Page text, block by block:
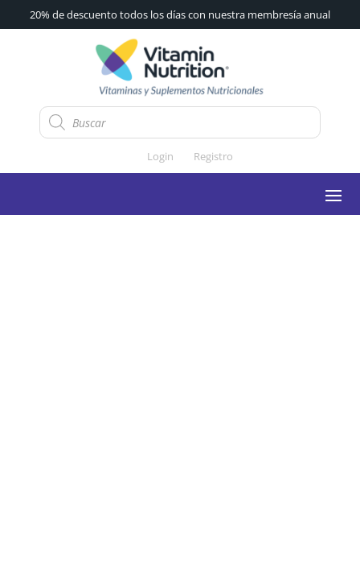
20% de descuento todos los días con nuestra membresía anual
Búsqueda
de
productos
Login
Registro